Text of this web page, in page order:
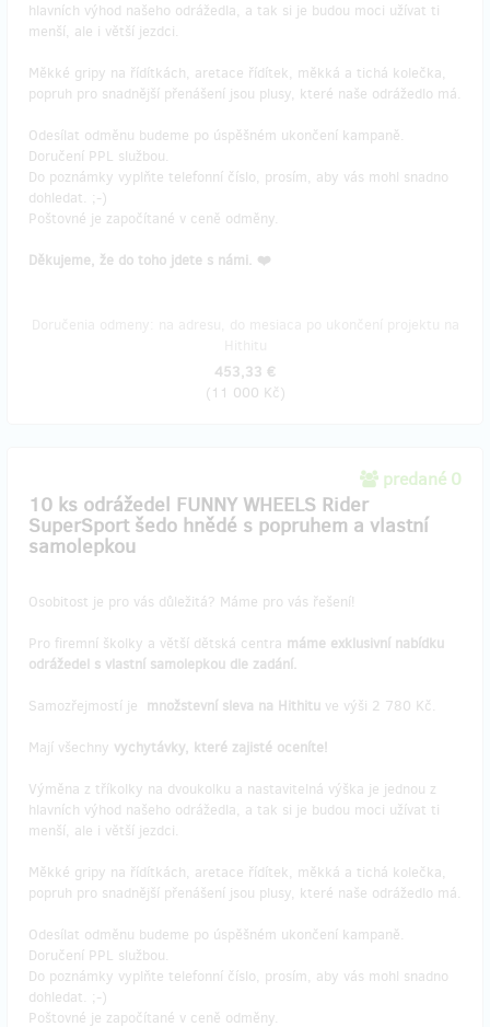
hlavních výhod našeho odrážedla, a tak si je budou moci užívat ti
menší, ale i větší jezdci.
Měkké gripy na řídítkách, aretace řídítek, měkká a tichá kolečka,
popruh pro snadnější přenášení jsou plusy, které naše odrážedlo má.
Odesílat odměnu budeme po úspěšném ukončení kampaně.
Doručení PPL službou.
Do poznámky vyplňte telefonní číslo, prosím, aby vás mohl snadno
dohledat. ;-)
Poštovné je započítané v ceně odměny.
Děkujeme, že do toho jdete s námi. ❤️
453,33 €
(11 000 Kč)
predané 0
10 ks odrážedel FUNNY WHEELS Rider
SuperSport šedo hnědé s popruhem a vlastní
samolepkou
Osobitost je pro vás důležitá? Máme pro vás řešení!
Pro firemní školky a větší dětská centra máme exklusivní nabídku
odrážedel s vlastní samolepkou dle zadání.
Samozřejmostí je množstevní sleva na Hithitu ve výši 2 780 Kč.
Mají všechny vychytávky, které zajisté oceníte!
Výměna z tříkolky na dvoukolku a nastavitelná výška je jednou z
hlavních výhod našeho odrážedla, a tak si je budou moci užívat ti
menší, ale i větší jezdci.
Měkké gripy na řídítkách, aretace řídítek, měkká a tichá kolečka,
popruh pro snadnější přenášení jsou plusy, které naše odrážedlo má.
Odesílat odměnu budeme po úspěšném ukončení kampaně.
Doručení PPL službou.
Do poznámky vyplňte telefonní číslo, prosím, aby vás mohl snadno
dohledat. ;-)
Poštovné je započítané v ceně odměny.